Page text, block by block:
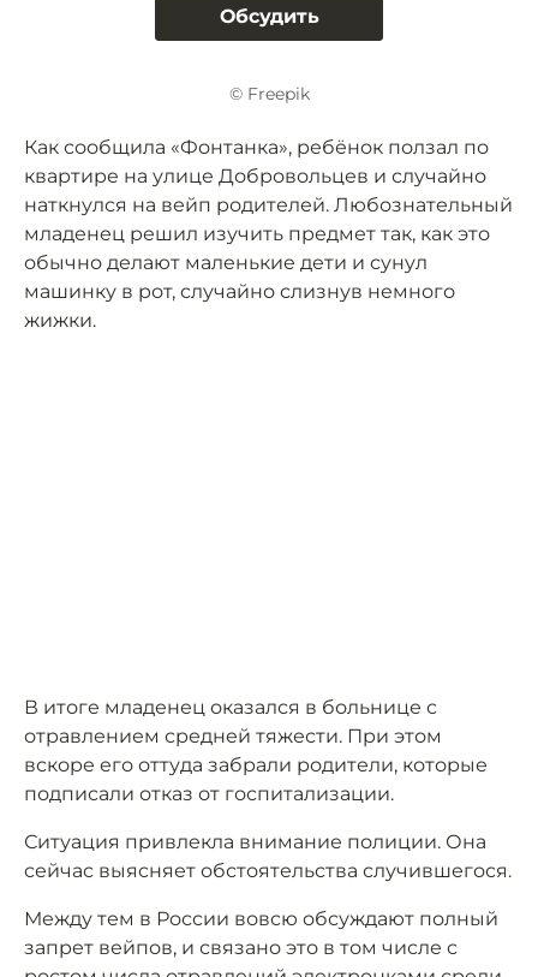
Обсудить
© Freepik
Как сообщила «Фонтанка», ребёнок ползал по
квартире на улице Добровольцев и случайно
наткнулся на вейп родителей. Любознательный
младенец решил изучить предмет так, как это
обычно делают маленькие дети и сунул
машинку в рот, случайно слизнув немного
жижки.
В итоге младенец оказался в больнице с
отравлением средней тяжести. При этом
вскоре его оттуда забрали родители, которые
подписали отказ от госпитализации.
Ситуация привлекла внимание полиции. Она
сейчас выясняет обстоятельства случившегося.
Между тем в России вовсю обсуждают полный
запрет вейпов, и связано это в том числе с